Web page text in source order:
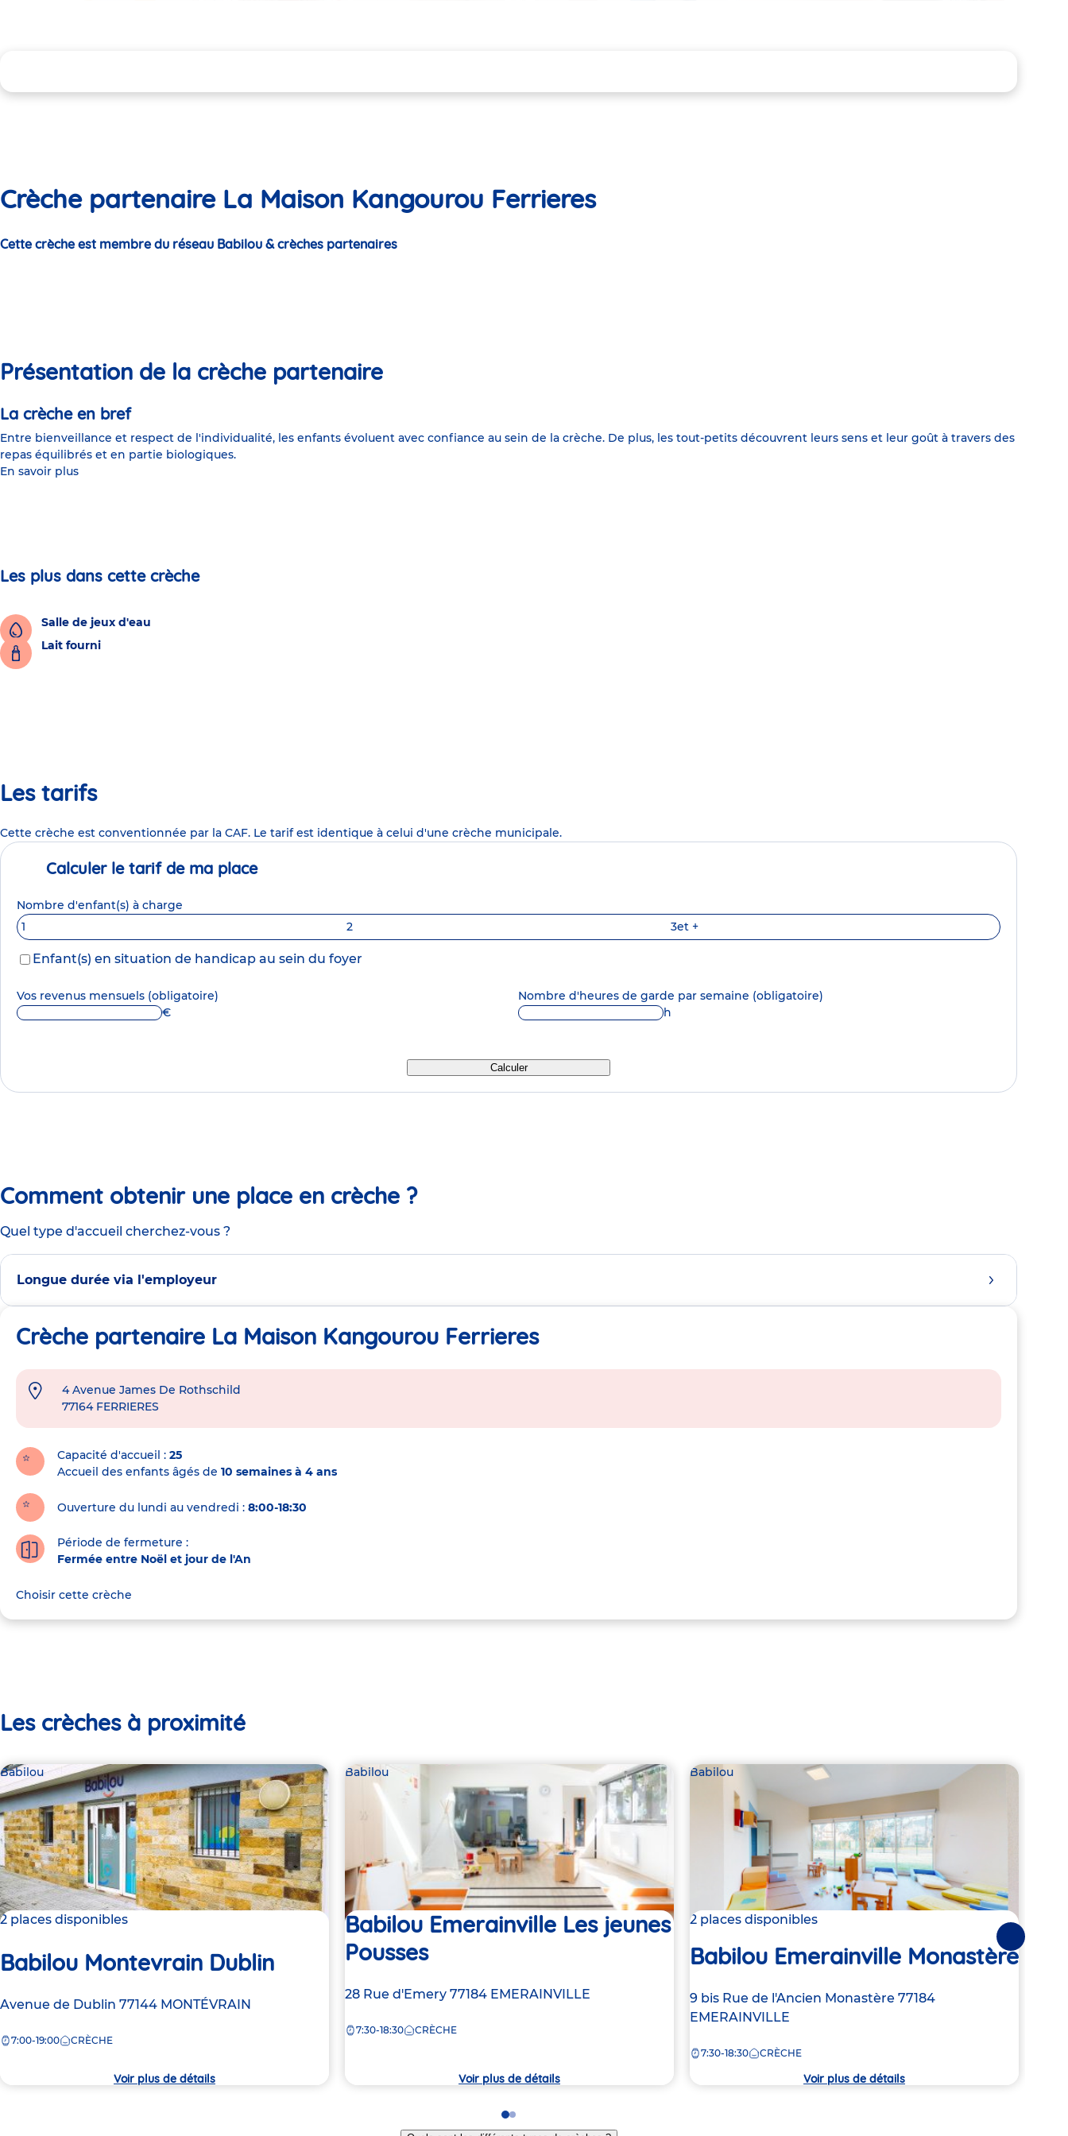
Crèche partenaire La Maison Kangourou Ferrieres
Cette crèche est membre du réseau Babilou & crèches partenaires
Présentation de la crèche partenaire
La crèche en bref
Entre bienveillance et respect de l'individualité, les enfants évoluent avec confiance au sein de la crèche. De plus, les tout-petits découvrent leurs sens et leur goût à travers des
repas équilibrés et en partie biologiques.
En savoir plus
Les plus dans cette crèche
Salle de jeux d'eau
Lait fourni
Les tarifs
Cette crèche est conventionnée par la CAF. Le tarif est identique à celui d'une crèche municipale.
Calculer le tarif de ma place
Nombre d'enfant(s) à charge
1
2 3et +
Enfant(s) en situation de handicap au sein du foyer
Vos revenus mensuels (obligatoire)
€
Nombre d'heures de garde par semaine (obligatoire)
h
Calculer
Comment obtenir une place en crèche ?
Quel type d'accueil cherchez-vous ?
Longue durée via l'employeur
Crèche partenaire La Maison Kangourou Ferrieres
Adresse
crèche
4 Avenue James De Rothschild
77164 FERRIERES
Capacité d'accueil
25
Accueil des enfants âgés de 10 semaines à 4 ans
Ouverture du lundi au vendredi : 8:00-18:30
Période de fermeture :
Fermée entre Noël et jour de l'An
Choisir cette crèche
Les crèches à proximité
Babilou
2 places disponibles
Babilou Montevrain Dublin
Adresse
la
Avenue de Dublin 77144 MONTÉVRAIN
7:00-19:00 CRÈCHE
Voir plus de détails
Babilou
Babilou Emerainville Les jeunes
Pousses
Adresse
la
28 Rue d'Emery 77184 EMERAINVILLE
7:30-18:30 CRÈCHE
Voir plus de détails
Babilou
2 places disponibles
Babilou Emerainville Monastère
Adresse
de
crèche
9 bis Rue de l'Ancien Monastère 77184
EMERAINVILLE
7:30-18:30 CRÈCHE
Voir plus de détails
Suivantes
Go
to
Go
to